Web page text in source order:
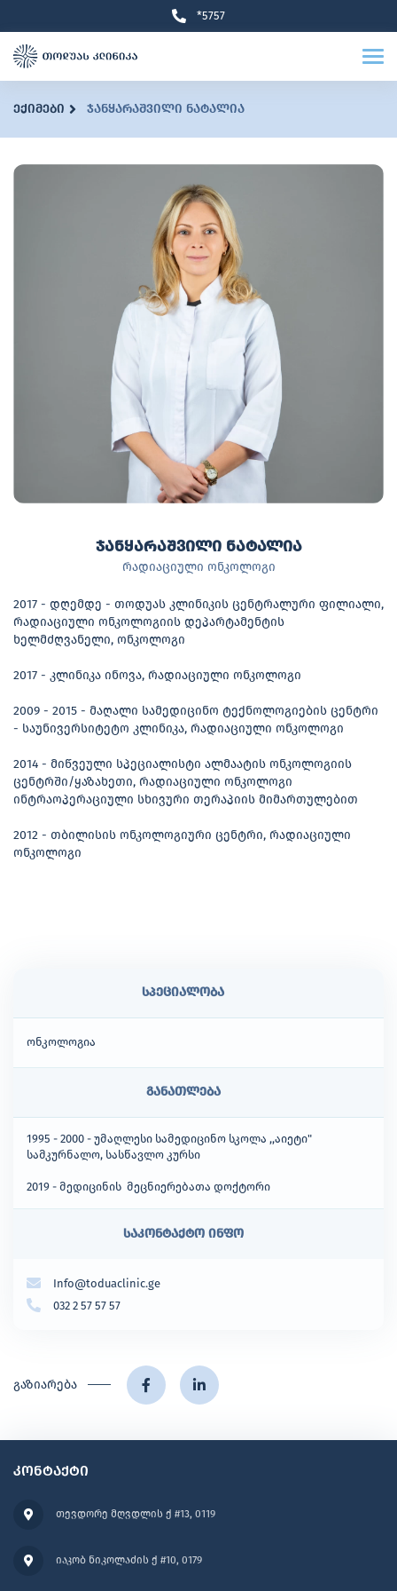
*5757
ექიმები ჯანყარაშვილი ნატალია
ჯანყარაშვილი ნატალია
რადიაციული ონკოლოგი
2017 - დღემდე - თოდუას კლინიკის ცენტრალური ფილიალი,
რადიაციული ონკოლოგიის დეპარტამენტის
ხელმძღვანელი, ონკოლოგი
2017 - კლინიკა ინოვა, რადიაციული ონკოლოგი
2009 - 2015 - მაღალი სამედიცინო ტექნოლოგიების ცენტრი
- საუნივერსიტეტო კლინიკა, რადიაციული ონკოლოგი
2014 - მიწვეული სპეციალისტი ალმაატის ონკოლოგიის
ცენტრში/ყაზახეთი, რადიაციული ონკოლოგი
ინტრაოპერაციული სხივური თერაპიის მიმართულებით
2012 - თბილისის ონკოლოგიური ცენტრი, რადიაციული
ონკოლოგი
სპეციალობა
ონკოლოგია
განათლება
1995 - 2000 - უმაღლესი სამედიცინო სკოლა ,,აიეტი"
სამკურნალო, სასწავლო კურსი
2019 - მედიცინის მეცნიერებათა დოქტორი
საკონტაქტო ინფო
Info@toduaclinic.ge
032 2 57 57 57
გაზიარება
კონტაქტი
თევდორე მღვდლის ქ #13, 0119
იაკობ ნიკოლაძის ქ #10, 0179